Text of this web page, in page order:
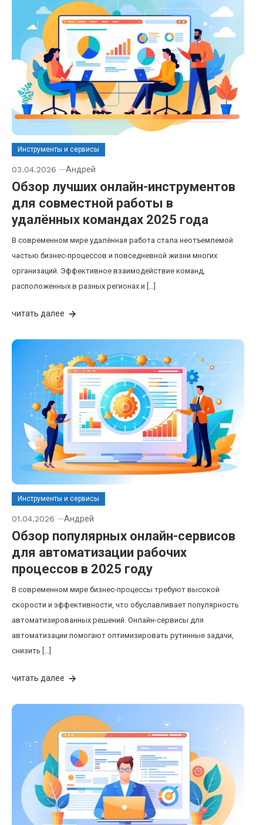
Инструменты и сервисы
03.04.2026 Андрей
Обзор лучших онлайн-инструментов
для совместной работы в
удалённых командах 2025 года
В современном мире удалённая работа стала неотъемлемой
частью бизнес-процессов и повседневной жизни многих
организаций. Эффективное взаимодействие команд,
расположенных в разных регионах и […]
читать далее
Инструменты и сервисы
01.04.2026 Андрей
Обзор популярных онлайн-сервисов
для автоматизации рабочих
процессов в 2025 году
В современном мире бизнес-процессы требуют высокой
скорости и эффективности, что обуславливает популярность
автоматизированных решений. Онлайн-сервисы для
автоматизации помогают оптимизировать рутинные задачи,
снизить […]
читать далее